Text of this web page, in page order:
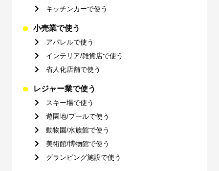
キッチンカーで使う
小売業で使う
アパレルで使う
インテリア/雑貨店で使う
省人化店舗で使う
レジャー業で使う
スキー場で使う
遊園地/プールで使う
動物園/水族館で使う
美術館/博物館で使う
グランピング施設で使う